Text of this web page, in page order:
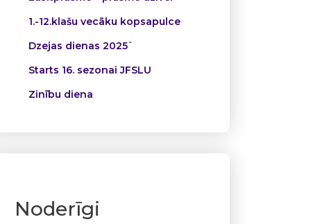
1.-12.klašu vecāku kopsapulce
Dzejas dienas 2025`
Starts 16. sezonai JFSLU
Zinību diena
Noderīgi